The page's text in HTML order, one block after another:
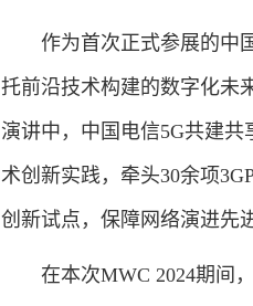
作为首次正式参展的中
托前沿技术构建的数字化未
演讲中，中国电信5G共建
术创新实践，牵头30余项
创新试点，保障网络演进先
在本次MWC 2024期间